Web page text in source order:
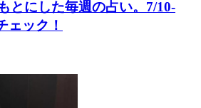
とにした毎週の占い。7/10-
ェック！